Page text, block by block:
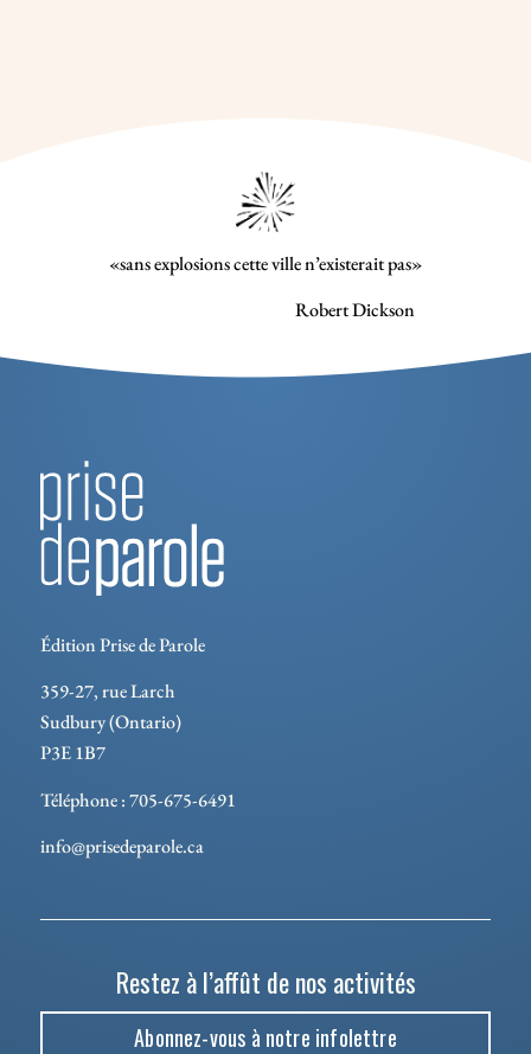
«sans explosions cette ville n’existerait pas»
Robert Dickson
Édition Prise de Parole
359-27, rue Larch
Sudbury (Ontario)
P3E 1B7
Téléphone : 705-675-6491
info@prisedeparole.ca
Restez à l’affût de nos activités
Abonnez-vous à notre infolettre